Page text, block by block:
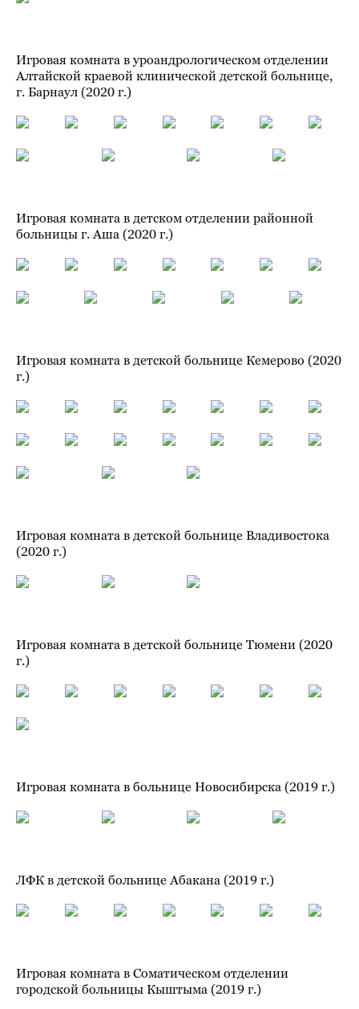
Игровая комната в уроандрологическом отделении
Алтайской краевой клинической детской больнице,
г. Барнаул (2020 г.)
Игровая комната в детском отделении районной
больницы г. Аша (2020 г.)
Игровая комната в детской больнице Кемерово (2020
г.)
Игровая комната в детской больнице Владивостока
(2020 г.)
Игровая комната в детской больнице Тюмени (2020
г.)
Игровая комната в больнице Новосибирска (2019 г.)
ЛФК в детской больнице Абакана (2019 г.)
Игровая комната в Соматическом отделении
городской больницы Кыштыма (2019 г.)